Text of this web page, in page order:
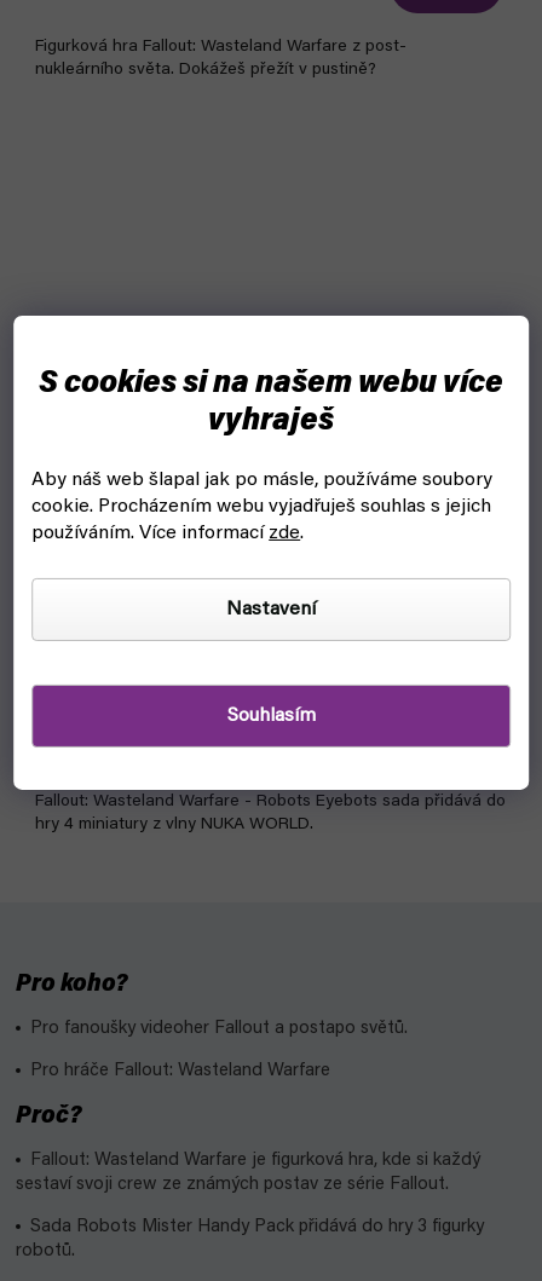
S cookies si na našem webu více
vyhraješ
Aby náš web šlapal jak po másle, používáme soubory
cookie. Procházením webu vyjadřuješ souhlas s jejich
používáním. Více informací zde.
Nastavení
Souhlasím
Figurková hra Fallout: Wasteland Warfare z post-
nukleárního světa. Dokážeš přežít v pustině?
skladem, ihned k odeslání
Do košíku
Fallout: Wasteland Warfare - Robots Eyebots sada přidává do
hry 4 miniatury z vlny NUKA WORLD.
Pro koho?
Pro fanoušky videoher Fallout a postapo světů.
Pro hráče Fallout: Wasteland Warfare
Proč?
Fallout: Wasteland Warfare je figurková hra, kde si každý
sestaví svoji crew ze známých postav ze série Fallout.
Sada Robots Mister Handy Pack přidává do hry 3 figurky
robotů.